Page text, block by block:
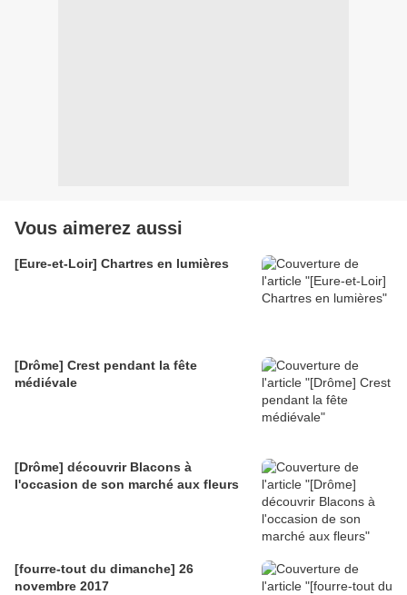
Vous aimerez aussi
[Eure-et-Loir] Chartres en lumières
[Drôme] Crest pendant la fête
médiévale
[Drôme] découvrir Blacons à
l'occasion de son marché aux fleurs
[fourre-tout du dimanche] 26
novembre 2017